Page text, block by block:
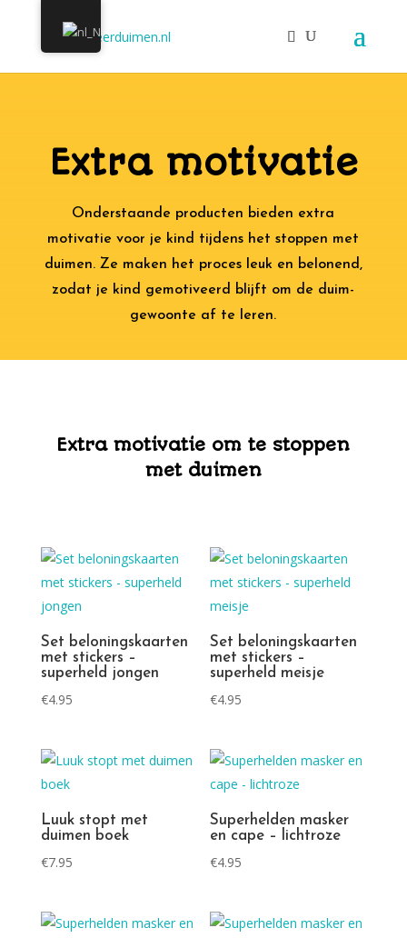
Extra motivatie
Onderstaande producten bieden extra
motivatie voor je kind tijdens het stoppen met
duimen. Ze maken het proces leuk en belonend,
zodat je kind gemotiveerd blijft om de duim-
gewoonte af te leren.
Extra motivatie om te stoppen
met duimen
Set beloningskaarten
met stickers –
superheld jongen
€4.95
Set beloningskaarten
met stickers –
superheld meisje
€4.95
Luuk stopt met
duimen boek
€7.95
Superhelden masker
en cape – lichtroze
€4.95